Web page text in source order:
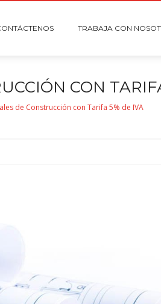
TRABAJA CON
CON
de Construcción con Tarifa 5% de IVA